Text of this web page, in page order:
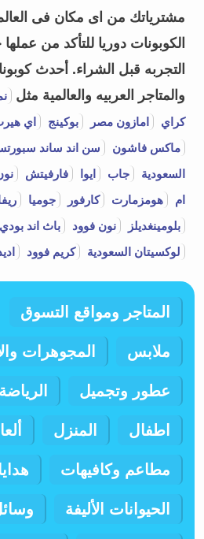
قهوة ابو عوف هي
بفضل مذاقها الفريد
تفضل القهوة المطحونة
كود خصم ابو
وستضيف لمسة من
القهوة الخاصة بك.
لذا لا تتردد في تجربة
بن ابو عوف
شرب القهوة.
إن استخدامك كود
لك التسوق بأقل تكلفة
هذا العرض المثير
بزيارة موقع أبو عوف
على كود خصم أبو
عروض رائعة لفترة
مشترياتك من اى مكان فى
الكوبونات دوريا للتأكد من
التجربه قبل الشراء. أحدث
والمتاجر العربيه والعالمية مثل
كراي
امازون مصر بوكينج اي
ماكس فاشون
سن اند ساند
السعودية
جاب ايوا فارفيتش
ام
هومزمارت كارفور جوميا
بلومينغديلز
نون فوود باث اند
لوكسيتان السعودية
كريم فوود
المتاجر ومواقع التسوق
ملابس المجوهرات
عطور وتجميل
اطفال المنزل
مطاعم وكافيهات
الحيوانات الأليفة